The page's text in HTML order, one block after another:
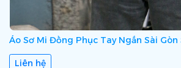
Áo Sơ Mi Đồng Phục Tay Ngắn Sài Gòn
Liên hệ